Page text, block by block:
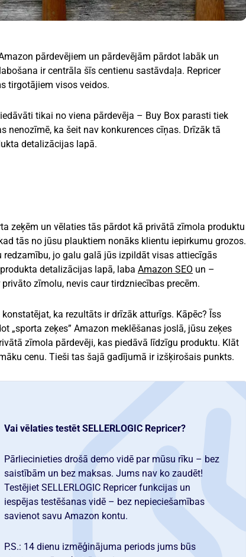
pārdevējiem un pārdevējām pārdot labāk un
ir centrāla šīs centienu sastāvdaļa. Repricer
tirgotājiem visos veidos.
tikai no viena pārdevēja – Buy Box parasti tiek
ka šeit nav konkurences cīņas. Drīzāk tā
detalizācijas lapā.
zeķēm un vēlaties tās pārdot kā privātā zīmola produktu
tās no jūsu plauktiem nonāks klientu iepirkumu grozos.
jo galu galā jūs izpildāt visas attiecīgās
detalizācijas lapā, laba Amazon SEO un –
zīmolu, nevis caur tirdzniecības precēm.
ka rezultāts ir drīzāk atturīgs. Kāpēc? Īss
„sporta zeķes” Amazon meklēšanas joslā, jūsu zeķes
zīmola pārdevēji, kas piedāvā līdzīgu produktu. Klāt
cenu. Tieši tas šajā gadījumā ir izšķirošais punkts.
Vai vēlaties testēt SELLERLOGIC Repricer?
Pārliecinieties drošā demo vidē par mūsu rīku – bez
saistībām un bez maksas. Jums nav ko zaudēt!
Testējiet SELLERLOGIC Repricer funkcijas un
iespējas testēšanas vidē – bez nepieciešamības
savienot savu Amazon kontu.
P.S.: 14 dienu izmēģinājuma periods jums būs